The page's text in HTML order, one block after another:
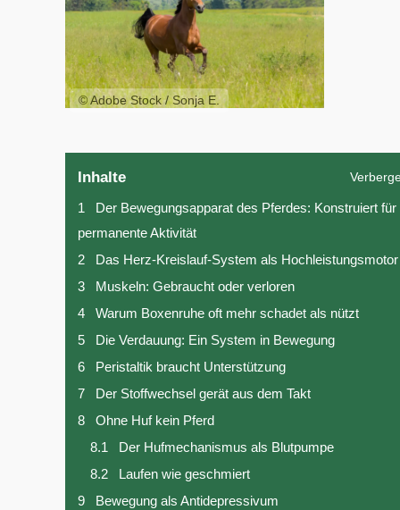
© Adobe Stock / Sonja E.
Inhalte
1
Der Bewegungsapparat des Pferdes: Konstruiert für
permanente Aktivität
2
Das Herz-Kreislauf-System als Hochleistungsmotor
3
Muskeln: Gebraucht oder verloren
4
Warum Boxenruhe oft mehr schadet als nützt
5
Die Verdauung: Ein System in Bewegung
6
Peristaltik braucht Unterstützung
7
Der Stoffwechsel gerät aus dem Takt
8
Ohne Huf kein Pferd
8.1
Der Hufmechanismus als Blutpumpe
8.2
Laufen wie geschmiert
9
Bewegung als Antidepressivum